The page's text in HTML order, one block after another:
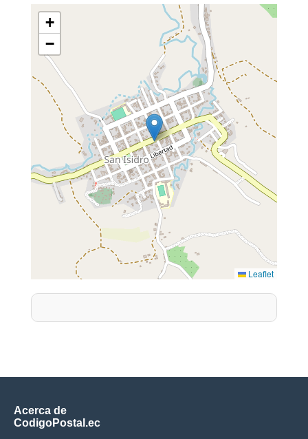
+
−
Leaflet
Acerca de
CodigoPostal.ec